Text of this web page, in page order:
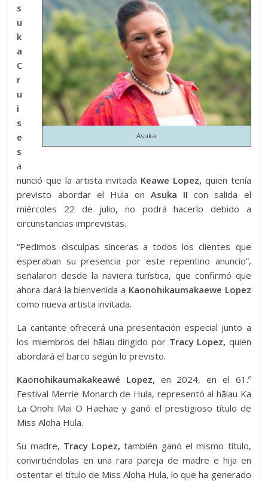
Asuka
s
u
k
a
C
r
u
i
s
e
s
a
nunció que la artista invitada Keawe Lopez, quien tenía
previsto abordar el Hula on Asuka II con salida el
miércoles 22 de julio, no podrá hacerlo debido a
circunstancias imprevistas.
“Pedimos disculpas sinceras a todos los clientes que
esperaban su presencia por este repentino anuncio”,
señalaron desde la naviera turística, que confirmó que
ahora dará la bienvenida a Kaonohikaumakaewe Lopez
como nueva artista invitada.
La cantante ofrecerá una presentación especial junto a
los miembros del hālau dirigido por Tracy Lopez, quien
abordará el barco según lo previsto.
Kaonohikaumakakeawé Lopez, en 2024, en el 61.º
Festival Merrie Monarch de Hula, representó al hālau Ka
La Onohi Mai O Haehae y ganó el prestigioso título de
Miss Aloha Hula.
Su madre, Tracy Lopez, también ganó el mismo título,
convirtiéndolas en una rara pareja de madre e hija en
ostentar el título de Miss Aloha Hula, lo que ha generado